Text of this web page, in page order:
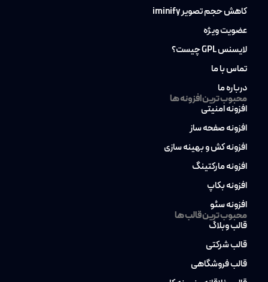
کاهش حجم تصویر iminify
عضویت ویژه
لایسنس GPL چیست؟
تماس با ما
درباره ما
محبوب ترین افزونه ها
افزونه امنیتی
افزونه صفحه ساز
افزونه کش و بهینه سازی
افزونه مارکتینگ
افزونه بکاپ
افزونه سئو
محبوب ترین قالب ها
قالب وبلاگ
قالب شرکتی
قالب فروشگاهی